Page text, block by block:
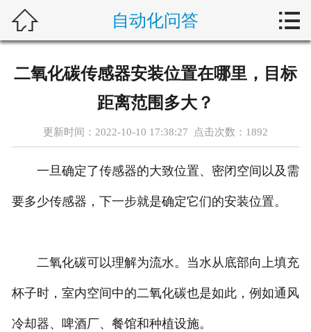
藤仓产品
合作产品
服务案例
联系我们
 自动化问答 
二氧化碳传感器安装位置在哪里，目标
距离范围多大？
更新时间：2022-10-10 17:38:27 点击次数： 1892
一旦确定了传感器的大致位置、密闭空间以及需
要多少传感器，下一步就是确定它们的安装位置。
二氧化碳可以理解为流水。当水从底部向上填充
杯子时，室内空间中的二氧化碳也是如此，例如通风
冷却器、啤酒厂、餐馆和种植设施。